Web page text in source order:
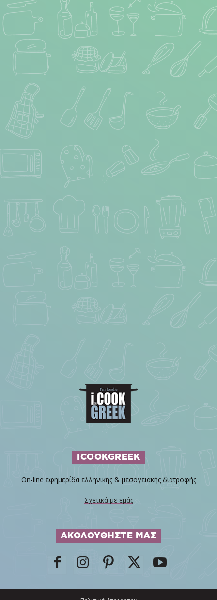
ICOOKGREEK
On-line εφημερίδα ελληνικής & μεσογειακής διατροφής
Σχετικά με εμάς
ΑΚΟΛΟΥΘΗΣΤΕ ΜΑΣ